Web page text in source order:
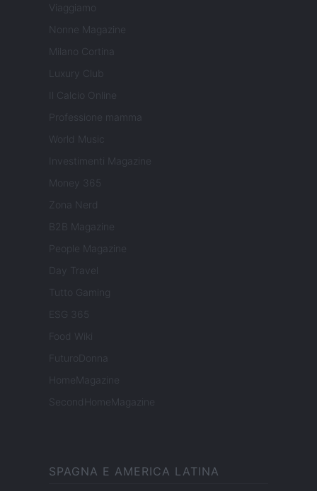
Viaggiamo
Nonne Magazine
Milano Cortina
Luxury Club
Il Calcio Online
Professione mamma
World Music
Investimenti Magazine
Money 365
Zona Nerd
B2B Magazine
People Magazine
Day Travel
Tutto Gaming
ESG 365
Food Wiki
FuturoDonna
HomeMagazine
SecondHomeMagazine
SPAGNA E AMERICA LATINA